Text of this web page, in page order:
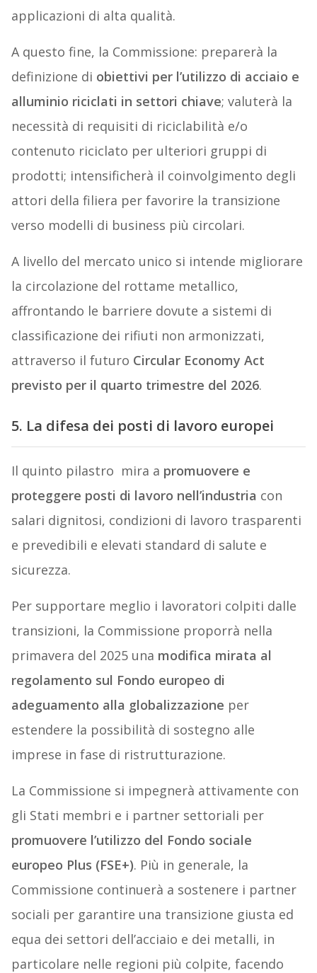
applicazioni di alta qualità.
A questo fine, la Commissione: preparerà la
definizione di obiettivi per l’utilizzo di acciaio e
alluminio riciclati in settori chiave; valuterà la
necessità di requisiti di riciclabilità e/o
contenuto riciclato per ulteriori gruppi di
prodotti; intensificherà il coinvolgimento degli
attori della filiera per favorire la transizione
verso modelli di business più circolari.
A livello del mercato unico si intende migliorare
la circolazione del rottame metallico,
affrontando le barriere dovute a sistemi di
classificazione dei rifiuti non armonizzati,
attraverso il futuro Circular Economy Act
previsto per il quarto trimestre del 2026.
5. La difesa dei posti di lavoro europei
Il quinto pilastro mira a promuovere e
proteggere posti di lavoro nell’industria con
salari dignitosi, condizioni di lavoro trasparenti
e prevedibili e elevati standard di salute e
sicurezza.
Per supportare meglio i lavoratori colpiti dalle
transizioni, la Commissione proporrà nella
primavera del 2025 una modifica mirata al
regolamento sul Fondo europeo di
adeguamento alla globalizzazione per
estendere la possibilità di sostegno alle
imprese in fase di ristrutturazione.
La Commissione si impegnerà attivamente con
gli Stati membri e i partner settoriali per
promuovere l’utilizzo del Fondo sociale
europeo Plus (FSE+). Più in generale, la
Commissione continuerà a sostenere i partner
sociali per garantire una transizione giusta ed
equa dei settori dell’acciaio e dei metalli, in
particolare nelle regioni più colpite, facendo